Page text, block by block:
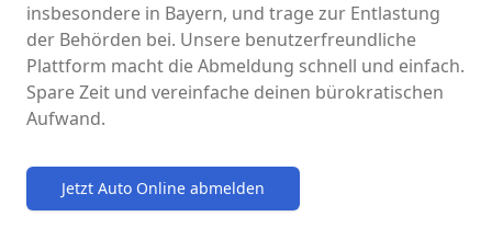
insbesondere in Bayern, und trage zur Entlastung
der Behörden bei. Unsere benutzerfreundliche
Plattform macht die Abmeldung schnell und einfach.
Spare Zeit und vereinfache deinen bürokratischen
Aufwand.
Jetzt Auto Online abmelden